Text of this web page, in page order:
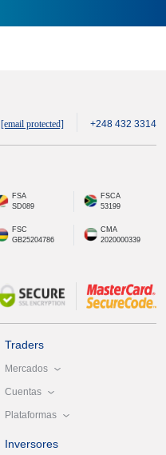
[email protected] +248 432 3314
FSA
SD089
FSCA
53199
FSC
GB25204786
CMA
2020000339
Traders
Mercados
Cuentas
Plataformas
Inversores